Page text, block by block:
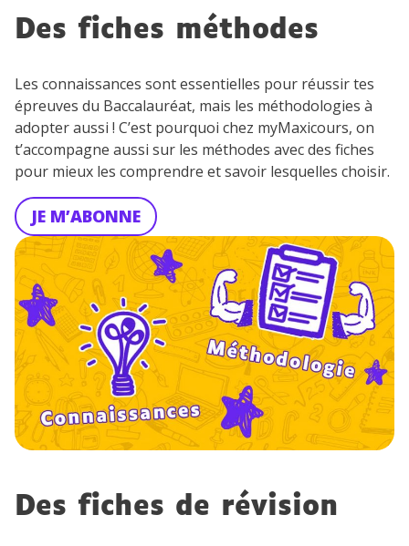
Des fiches méthodes
Les connaissances sont essentielles pour réussir tes
épreuves du Baccalauréat, mais les méthodologies à
adopter aussi ! C’est pourquoi chez myMaxicours, on
t’accompagne aussi sur les méthodes avec des fiches
pour mieux les comprendre et savoir lesquelles choisir.
JE M’ABONNE
Des fiches de révision